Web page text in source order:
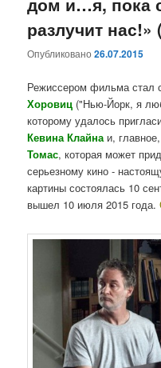
разлучит нас!»
Опубликовано26.07.2015
Режиссером фильма стал
Хоровиц ("Нью-Йорк, я
которому удалось
Кевина Клайна и,
Томас, которая может
серьезному кино -
картины состоялась 10
вышел 10 июля 2015 года.